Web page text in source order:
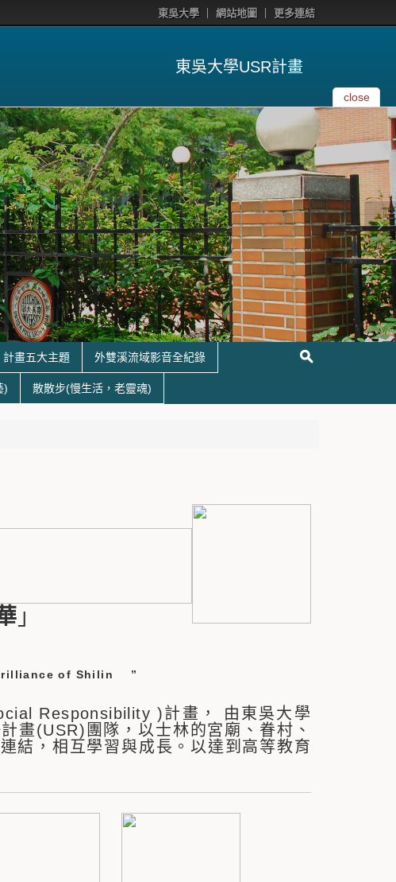
東吳大學 網站地圖 更多連結
東吳大學USR計畫
close
計畫五大主題 外雙溪流域影音全紀錄
) 散散步(慢生活，老靈魂)
」
Brilliance of Shilin ”
Responsibility )計畫， 由東吳大學
畫(USR)團隊，以士林的宮廟、眷村、
結，相互學習與成長。以達到高等教育